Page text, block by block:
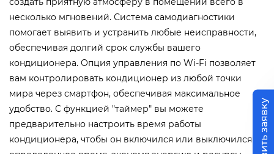
несколько мгновений. Система самодиагностики
помогает выявить и устранить любые неисправности,
обеспечивая долгий срок службы вашего
кондиционера. Опция управления по Wi-Fi позволяет
вам контролировать кондиционер из любой точки
мира через смартфон, обеспечивая максимальное
удобство. С функцией "таймер" вы можете
предварительно настроить время работы
кондиционера, чтобы он включился или выключился в